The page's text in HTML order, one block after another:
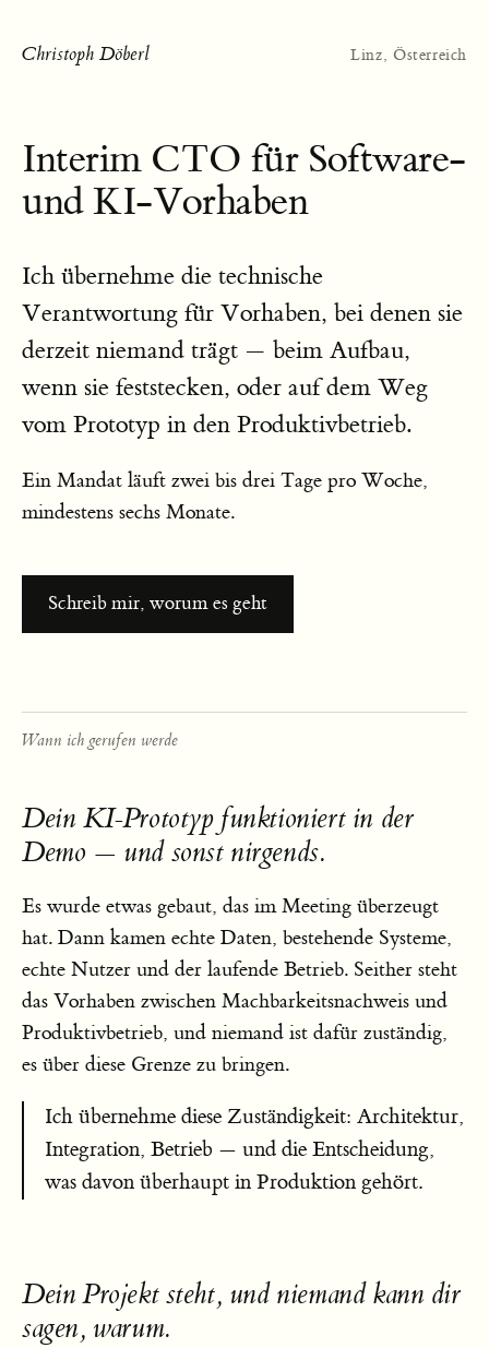
Christoph Döberl Linz, Österreich
Interim CTO für Software-
und KI-Vorhaben
Ich übernehme die technische
Verantwortung für Vorhaben, bei denen sie
derzeit niemand trägt — beim Aufbau,
wenn sie feststecken, oder auf dem Weg
vom Prototyp in den Produktivbetrieb.
Ein Mandat läuft zwei bis drei Tage pro Woche,
mindestens sechs Monate.
Schreib mir, worum es geht
Wann ich gerufen werde
Dein KI-Prototyp funktioniert in der
Demo — und sonst nirgends.
Es wurde etwas gebaut, das im Meeting überzeugt
hat. Dann kamen echte Daten, bestehende Systeme,
echte Nutzer und der laufende Betrieb. Seither steht
das Vorhaben zwischen Machbarkeitsnachweis und
Produktivbetrieb, und niemand ist dafür zuständig,
es über diese Grenze zu bringen.
Ich übernehme diese Zuständigkeit: Architektur,
Integration, Betrieb — und die Entscheidung,
was davon überhaupt in Produktion gehört.
Dein Projekt steht, und niemand kann dir
sagen, warum.